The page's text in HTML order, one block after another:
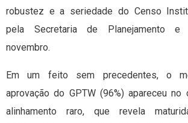
robustez e a seriedade do Censo
pela Secretaria de Planejamento e
novembro.
Em um feito sem precedentes, o
aprovação do GPTW (96%) apareceu no
alinhamento raro, que revela